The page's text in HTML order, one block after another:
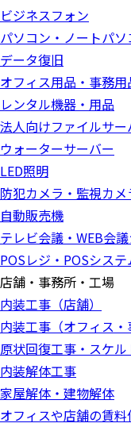
ビジネスフォン
パソコン・ノートパソ
データ復旧
オフィス用品・事務用
レンタル機器・用品
法人向けファイルサ
ウォーターサーバー
LED照明
防犯カメラ・監視カメ
自動販売機
テレビ会議・WEB会
POSレジ・POSシステ
店舗・事務所・工場
内装工事（店舗）
内装工事（オフィス・
原状回復工事・スケ
内装解体工事
家屋解体・建物解体
オフィスや店舗の賃